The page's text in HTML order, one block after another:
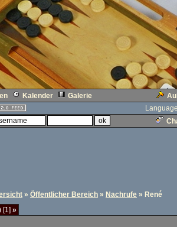
Kalender Galerie
» Öffentlicher Bereich » Nachrufe » René
[1] »